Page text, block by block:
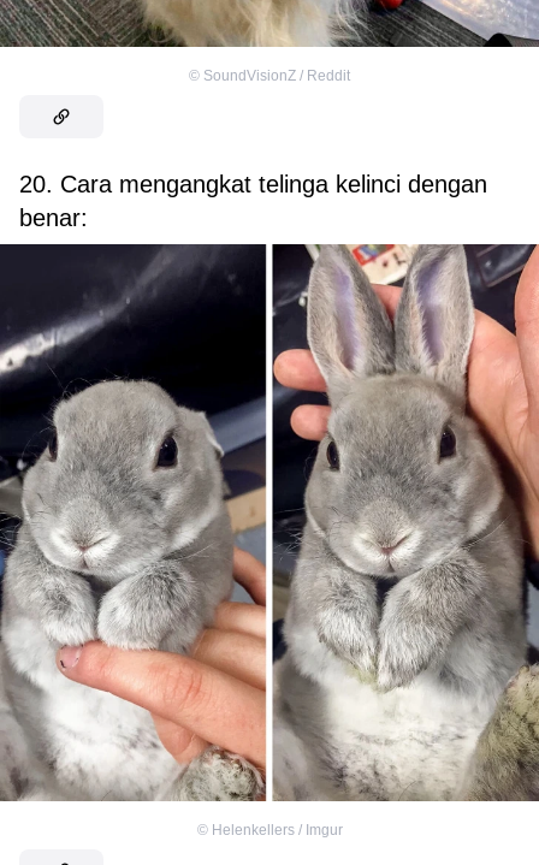
© SoundVisionZ / Reddit
20. Cara mengangkat telinga kelinci dengan
benar:
© Helenkellers / Imgur